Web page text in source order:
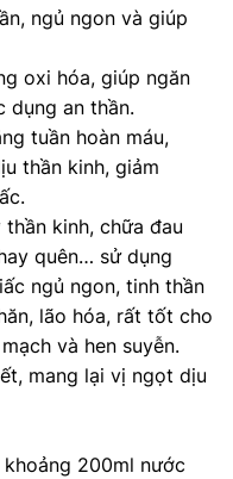
ngủ ngon và giúp
oxi hóa, giúp ngăn
dụng an thần.
tuần hoàn máu,
thần kinh, giảm
kinh, chữa đau
quên… sử dụng
ngủ ngon, tinh thần
lão hóa, rất tốt cho
và hen suyễn.
mang lại vị ngọt dịu
200ml nước